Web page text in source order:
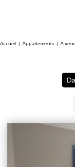
Accueil Appartements A